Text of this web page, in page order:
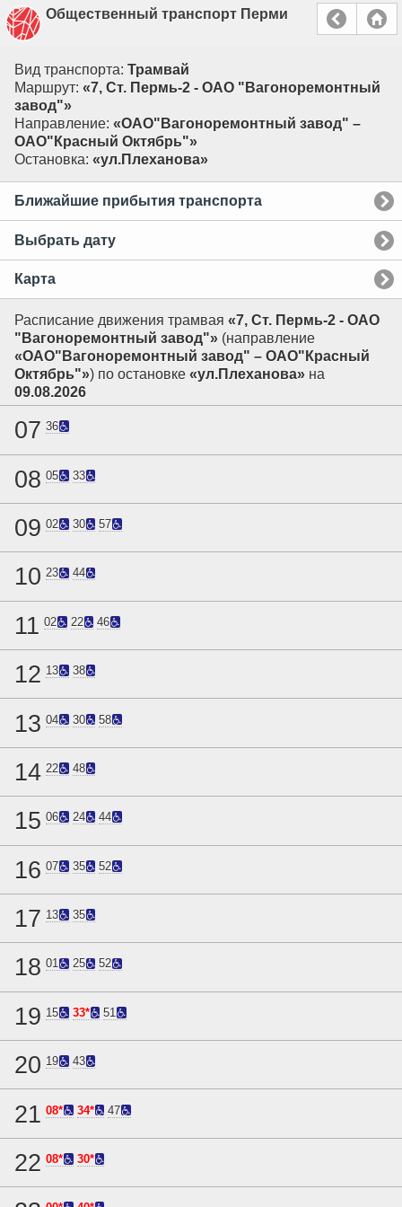
Общественный транспорт Перми
Вид транспорта: Трамвай
Маршрут: «7, Ст. Пермь-2 - ОАО "Вагоноремонтный
завод"»
Направление: «ОАО"Вагоноремонтный завод" –
ОАО"Красный Октябрь"»
Остановка: «ул.Плеханова»
Ближайшие прибытия транспорта
Выбрать дату
Карта
Расписание движения трамвая «7, Ст. Пермь-2 - ОАО
"Вагоноремонтный завод"» (направление
«ОАО"Вагоноремонтный завод" – ОАО"Красный
Октябрь"») по остановке «ул.Плеханова» на
09.08.2026
07 36
08 05 33
09 02 30 57
10 23 44
11 02 22 46
12 13 38
13 04 30 58
14 22 48
15 06 24 44
16 07 35 52
17 13 35
18 01 25 52
19 15 33* 51
20 19 43
21 08* 34* 47
22 08* 30*